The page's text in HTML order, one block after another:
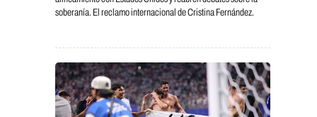
soberanía. El reclamo internacional de Cristina Fernández.